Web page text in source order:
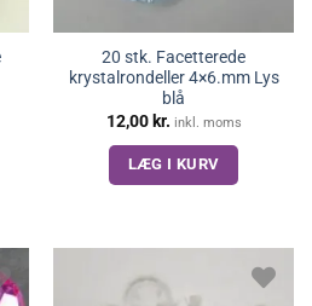
20 stk. Facetterede
krystalrondeller 4×6.mm Lys
blå
12,00 kr. inkl. moms
LÆG I KURV